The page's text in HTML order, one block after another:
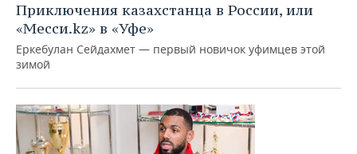
Приключения казахстанца в России, или
«Месси.kz» в «Уфе»
Еркебулан Сейдахмет — первый новичок уфимцев этой
зимой